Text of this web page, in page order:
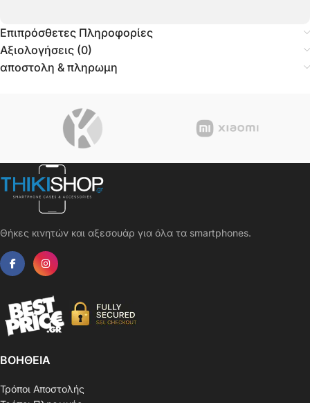
Επιπρόσθετες Πληροφορίες
Αξιολογήσεις (0)
αποστολη & πληρωμη
Θήκες κινητών και αξεσουάρ για όλα τα smartphones.
ΒΟΗΘΕΙΑ
Τρόποι Αποστολής